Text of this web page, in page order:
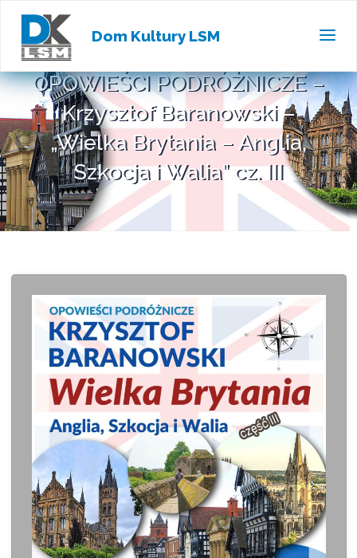
Dom Kultury LSM
OPOWIEŚCI PODRÓŻNICZE –
Krzysztof Baranowski –
„Wielka Brytania – Anglia,
Szkocja i Walia” cz. III